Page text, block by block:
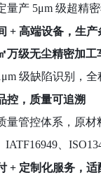
量产 5μm 级超精
+ 高端设备，生产
万级无尘精密加工
级缺陷识别，
控，质量可追溯
量管控体系，原材
IATF16949、
+ 定制化服务，